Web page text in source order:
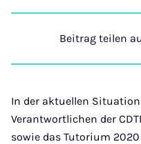
Beitrag teilen
In der aktuellen
Verantwortlichen der
sowie das Tutorium